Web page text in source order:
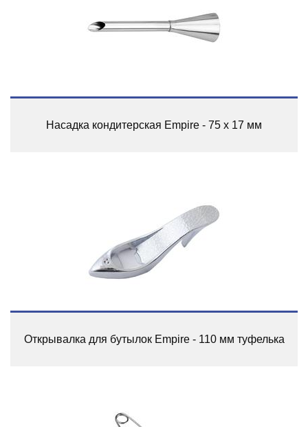
Насадка кондитерская Empire - 75 x 17 мм
Открывалка для бутылок Empire - 110 мм туфелька